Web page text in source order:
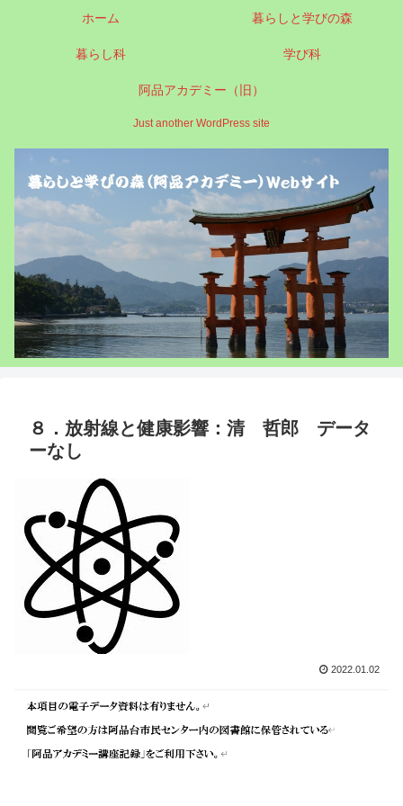
Just another WordPress site
ホーム 暮らしと学びの森
暮らし科 学び科
阿品アカデミー（旧）
８．放射線と健康影響：清 哲郎 データ
ーなし
2022.01.02